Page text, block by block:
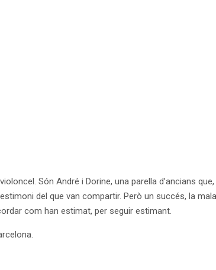
Són André i Dorine, una parella d’ancians
del que van compartir. Però un succés, la
com han estimat, per seguir estimant.